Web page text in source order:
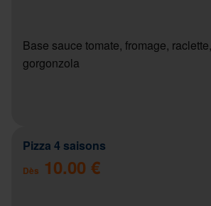
Base sauce tomate, fromage,
gorgonzola
Pizza 4 saisons
Dès 10.00 €